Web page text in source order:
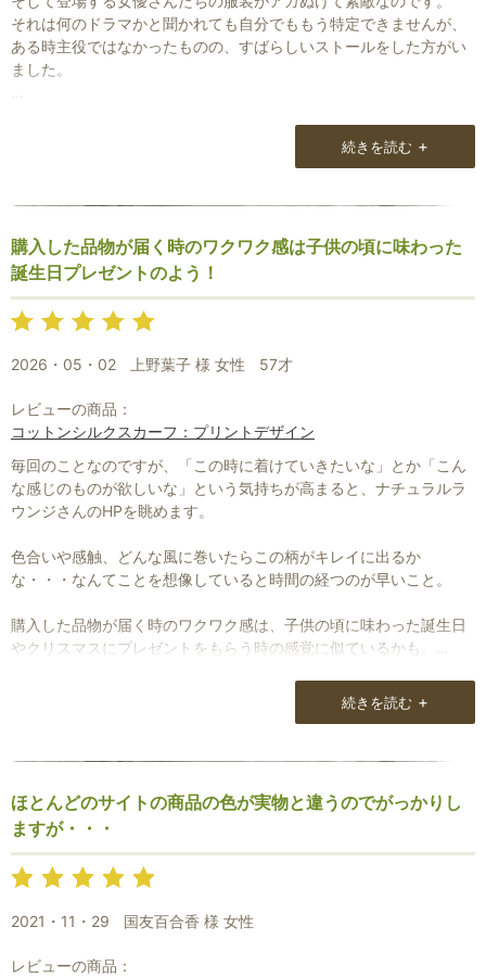
それは何のドラマかと聞かれても自分でももう特定できませんが、
ある時主役ではなかったものの、すばらしいストールをした方がい
ました。
色柄でしたが、そのセンスの見事さに一目惚れし、それをきっかけ
に自分でも欲しくなってストールを検索し始めて、貴店と出会った
ビーズ刺繍を初めて購入しました。
手に取った時の感動は忘れません。
すけるように薄く、柔らかで華奢で、ビーズ刺繍も繊細でそれはそ
その後たてつづけに3枚買ってしまい、大事に楽しんでいます。
続きを読む +
購入した品物が届く時のワクワク感は子供の頃に味わった
誕生日プレゼントのよう！
2026・05・02 上野葉子 様 女性 57才
レビューの商品：
コットンシルクスカーフ：プリントデザイン
毎回のことなのですが、「この時に着けていきたいな」とか「こん
な感じのものが欲しいな」という気持ちが高まると、ナチュラルラ
ウンジさんのHPを眺めます。
色合いや感触、どんな風に巻いたらこの柄がキレイに出るか
な・・・なんてことを想像していると時間の経つのが早いこと。
購入した品物が届く時のワクワク感は、子供の頃に味わった誕生日
やクリスマスにプレゼントをもらう時の感覚に似ているかも。
直観でこれと決めて購入した品物でも全ての条件が自分に合ってい
その点、ナチュラルラウンジさんの取り扱っている品物に間違いは
それから、例えば、出かける時にお天気や気温の変化に対応できた
りするアイテムとしては、かなり優秀で、これを持って行けば大丈
夫と思える安心材料でもあります。
まだ、知り合って何年でもありませんが、なが〜くお付き合いをお
これからもよろしくお願いします。
続きを読む +
ほとんどのサイトの商品の色が実物と違うのでがっかりし
ますが・・・
2021・11・29 国友百合香 様 女性
レビューの商品：